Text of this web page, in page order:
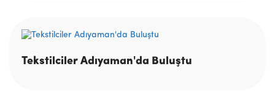
Tekstilciler Adıyaman'da Buluştu